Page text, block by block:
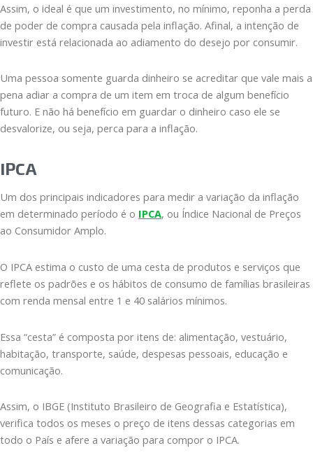
Assim, o ideal é que um investimento, no mínimo, reponha a perda
de poder de compra causada pela inflação. Afinal, a intenção de
investir está relacionada ao adiamento do desejo por consumir.
Uma pessoa somente guarda dinheiro se acreditar que vale mais a
pena adiar a compra de um item em troca de algum benefício
futuro. E não há benefício em guardar o dinheiro caso ele se
desvalorize, ou seja, perca para a inflação.
IPCA
Um dos principais indicadores para medir a variação da inflação
em determinado período é o IPCA, ou Índice Nacional de Preços
ao Consumidor Amplo.
O IPCA estima o custo de uma cesta de produtos e serviços que
reflete os padrões e os hábitos de consumo de famílias brasileiras
com renda mensal entre 1 e 40 salários mínimos.
Essa “cesta” é composta por itens de: alimentação, vestuário,
habitação, transporte, saúde, despesas pessoais, educação e
comunicação.
Assim, o IBGE (Instituto Brasileiro de Geografia e Estatística),
verifica todos os meses o preço de itens dessas categorias em
todo o País e afere a variação para compor o IPCA.